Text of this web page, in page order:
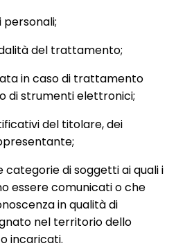
del trattamento;
in caso di trattamento
di strumenti elettronici;
del titolare, dei
categorie di soggetti ai quali i
essere comunicati o che
in qualità di
nel territorio dello
incaricati.